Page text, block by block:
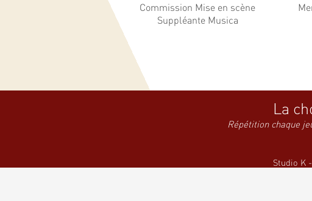
Commission Mise en scène
Suppléante Musica
La
Répétition chaque
Studio K